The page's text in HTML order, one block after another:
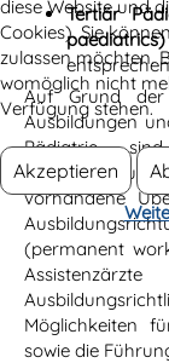
Tertiär
paediatrics)
Auf Grund der
Ausbildungen
Pädiatrie
vorhandene
(permanent
Möglichkeiten
sowie die
diese Website und
Cookies). Sie
zulassen möchten.
womöglich nicht
Verfügung stehen.
Akzeptieren